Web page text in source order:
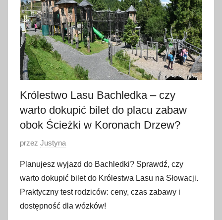
j
a
2
0
2
6
Królestwo Lasu Bachledka – czy
warto dokupić bilet do placu zabaw
obok Ścieżki w Koronach Drzew?
O
u
b
l
i
przez Justyna
Planujesz wyjazd do Bachledki? Sprawdź, czy
warto dokupić bilet do Królestwa Lasu na Słowacji.
Praktyczny test rodziców: ceny, czas zabawy i
dostępność dla wózków!